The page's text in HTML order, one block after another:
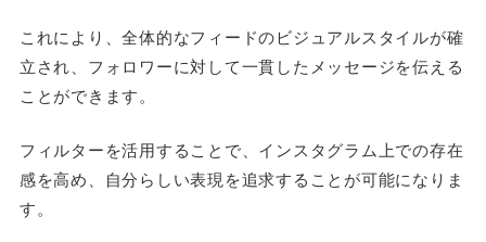
これにより、全体的なフィードのビジュアルスタイルが確
立され、フォロワーに対して一貫したメッセージを伝える
ことができます。
フィルターを活用することで、インスタグラム上での存在
感を高め、自分らしい表現を追求することが可能になりま
す。